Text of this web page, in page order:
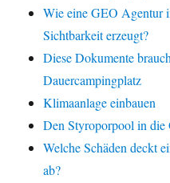
Wie eine GEO Agentur
Sichtbarkeit erzeugt?
Diese Dokumente
Dauercampingplatz
Klimaanlage einbauen
Den Styroporpool in die
Welche Schäden deckt
ab?